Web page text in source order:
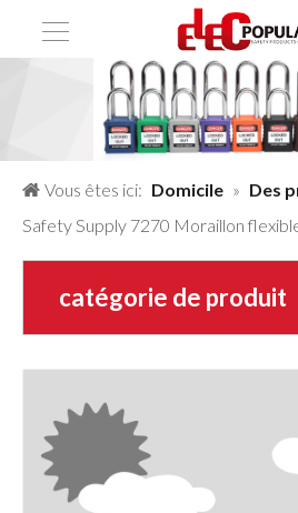
Vous êtes ici: Domicile » Des
Safety Supply 7270 Moraillon
catégorie de produit